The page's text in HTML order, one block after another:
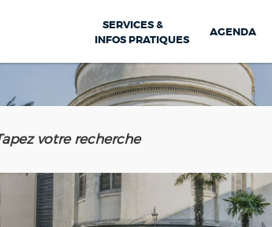
SERVICES &
INFOS PRATIQUES
AGENDA